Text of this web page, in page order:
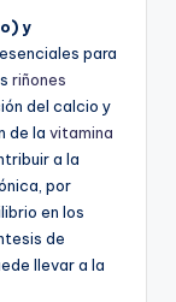
y
para
riñones
del calcio y
de la vitamina
a la
por
en los
de
llevar a la